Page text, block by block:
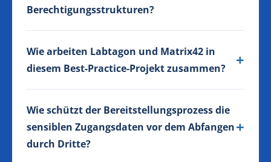
Berechtigungsstrukturen?
Wie arbeiten Labtagon und Matrix42 in
diesem Best-Practice-Projekt zusammen?
Wie schützt der Bereitstellungsprozess die
sensiblen Zugangsdaten vor dem Abfangen
durch Dritte?